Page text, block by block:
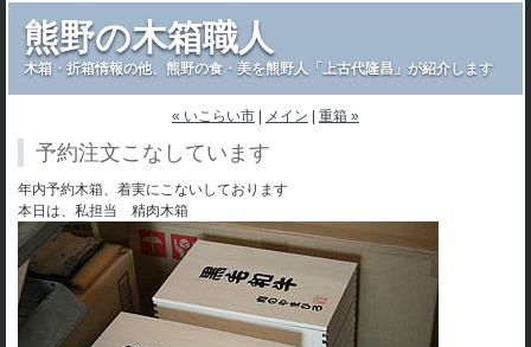
熊野の木箱職人
木箱・折箱情報の他、熊野の食・美を熊野人「上古代隆昌」が紹介します
« いこらい市 メイン 重箱 »
予約注文こなしています
年内予約木箱、着実にこないしております
本日は、私担当 精肉木箱